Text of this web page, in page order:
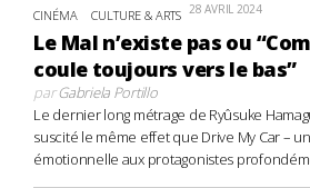
CINÉMA CULTURE & ARTS 28 AVRIL 2024
Le Mal n’existe pas ou
coule toujours vers le bas”
parGabriela Portillo
Le dernier long métrage de Ryûsuke
suscité le même effet que Drive My Car –
émotionnelle aux protagonistes